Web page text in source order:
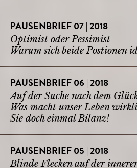
PAUSENBRIEF 07 | 2018
Optimist oder Pessimist
Warum sich beide Postionen
PAUSENBRIEF 06 | 2018
Auf der Suche nach dem
Was macht unser Leben
Sie doch einmal Bilanz!
PAUSENBRIEF 05 | 2018
Blinde Flecken auf der